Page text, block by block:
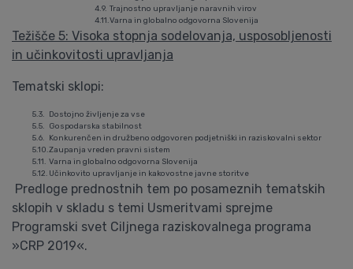
4.9. Trajnostno upravljanje naravnih virov
4.11.Varna in globalno odgovorna Slovenija
Težišče 5: Visoka stopnja sodelovanja, usposobljenosti
in učinkovitosti upravljanja
Tematski sklopi:
5.3. Dostojno življenje za vse
5.5. Gospodarska stabilnost
5.6. Konkurenčen in družbeno odgovoren podjetniški in raziskovalni sektor
5.10.Zaupanja vreden pravni sistem
5.11. Varna in globalno odgovorna Slovenija
5.12. Učinkovito upravljanje in kakovostne javne storitve
Predloge prednostnih tem po posameznih tematskih
sklopih v skladu s temi Usmeritvami sprejme
Programski svet Ciljnega raziskovalnega programa
»CRP 2019«.